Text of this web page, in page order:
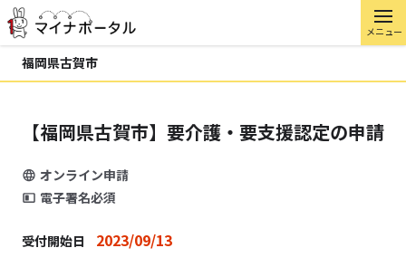
メニュー
福岡県古賀市
【福岡県古賀市】要介護・要支援認定の申請
オンライン申請
電子署名必須
受付開始日 2023/09/13